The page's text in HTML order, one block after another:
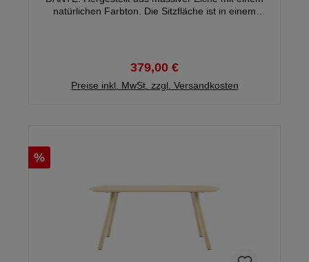
natürlichen Farbton. Die Sitzfläche ist in einem
379,00 €
Preise inkl. MwSt. zzgl. Versandkosten
%